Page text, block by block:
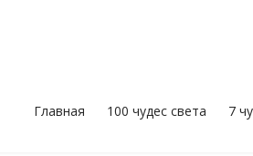
Главная 100 чудес света 7